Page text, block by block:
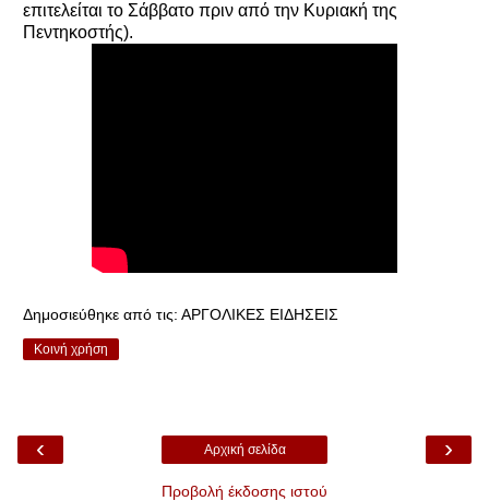
επιτελείται το Σάββατο πριν από την Κυριακή της
Πεντηκοστής).
Δημοσιεύθηκε από τις: ΑΡΓΟΛΙΚΕΣ ΕΙΔΗΣΕΙΣ
Κοινή χρήση
‹ ›
Αρχική σελίδα
Προβολή έκδοσης ιστού